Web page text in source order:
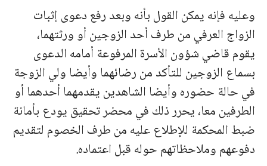
وعليه فإنه يمكن القول بأنه وبعد رفع دعوى إثبات
الزواج العرفي من طرف أحد الزوجين أو ورثتهما،
يقوم قاضي شؤون الأسرة المرفوعة أمامه الدعوى
بسماع الزوجين للتأكد من رضائهما وأيضا ولي الزوجة
في حالة حضوره وأيضا الشاهدين يقدمهما أحدهما أو
الطرفين معا، يحرر ذلك في محضر تحقيق يودع بأمانة
ضبط المحكمة للإطلاع عليه من طرف الخصوم لتقديم
دفوعهم وملاحظاتهم حوله قبل اعتماده.